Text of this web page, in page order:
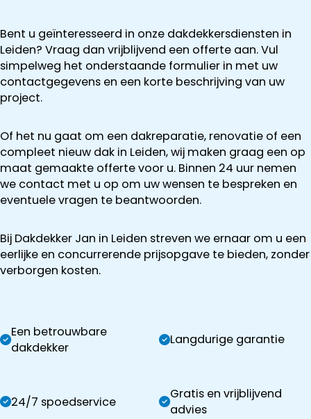
Bent u geïnteresseerd in onze dakdekkersdiensten in
Leiden? Vraag dan vrijblijvend een offerte aan. Vul
simpelweg het onderstaande formulier in met uw
contactgegevens en een korte beschrijving van uw
project.
Of het nu gaat om een dakreparatie, renovatie of een
compleet nieuw dak in Leiden, wij maken graag een op
maat gemaakte offerte voor u. Binnen 24 uur nemen
we contact met u op om uw wensen te bespreken en
eventuele vragen te beantwoorden.
Bij Dakdekker Jan in Leiden streven we ernaar om u een
eerlijke en concurrerende prijsopgave te bieden, zonder
verborgen kosten.
Een betrouwbare
dakdekker
Langdurige garantie
24/7 spoedservice
Gratis en vrijblijvend
advies